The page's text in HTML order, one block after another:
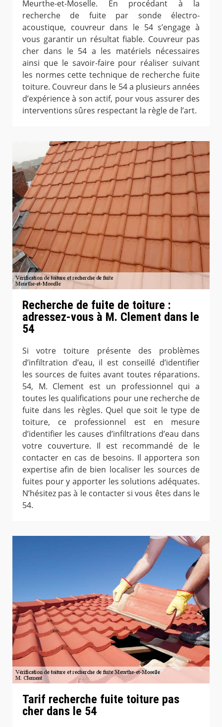
Meurthe-et-Moselle. En procédant à la
recherche de fuite par sonde électro-
acoustique, couvreur dans le 54 s’engage à
vous garantir un résultat fiable. Couvreur pas
cher dans le 54 a les matériels nécessaires
ainsi que le savoir-faire pour réaliser suivant
les normes cette technique de recherche fuite
toiture. Couvreur dans le 54 a plusieurs années
d’expérience à son actif, pour vous assurer des
interventions sûres respectant la règle de l’art.
Recherche de fuite de toiture :
adressez-vous à M. Clement dans le
54
Si votre toiture présente des problèmes
d’infiltration d’eau, il est conseillé d’identifier
les sources de fuites avant toutes réparations.
54, M. Clement est un professionnel qui a
toutes les qualifications pour une recherche de
fuite dans les règles. Quel que soit le type de
toiture, ce professionnel est en mesure
d’identifier les causes d’infiltrations d’eau dans
votre couverture. Il est recommandé de le
contacter en cas de besoins. Il apportera son
expertise afin de bien localiser les sources de
fuites pour y apporter les solutions adéquates.
N’hésitez pas à le contacter si vous êtes dans le
54.
Tarif recherche fuite toiture pas
cher dans le 54